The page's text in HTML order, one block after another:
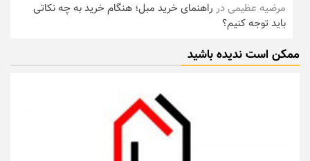
مرضیه عظیمیدر راهنمای خرید مبل؛ هنگام خرید به چه نکاتی
باید توجه کنیم؟
ممکن است ندیده باشید